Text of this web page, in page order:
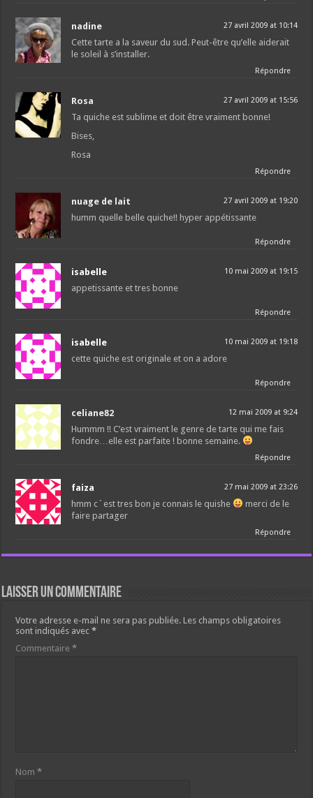
nadine 27 avril 2009 at 10:14
Cette tarte a la saveur du sud. Peut-être qu’elle aiderait
le soleil à s’installer.
Répondre
Rosa 27 avril 2009 at 15:56
Ta quiche est sublime et doit être vraiment bonne!
Bises,
Rosa
Répondre
nuage de lait 27 avril 2009 at 19:20
humm quelle belle quiche!! hyper appétissante
Répondre
isabelle 10 mai 2009 at 19:15
appetissante et tres bonne
Répondre
isabelle 10 mai 2009 at 19:18
cette quiche est originale et on a adore
Répondre
celiane82 12 mai 2009 at 9:24
Hummm !! C’est vraiment le genre de tarte qui me fais
fondre…elle est parfaite ! bonne semaine.
Répondre
faiza 27 mai 2009 at 23:26
hmm c`est tres bon je connais le quishe
merci de le
faire partager
Répondre
Laisser un commentaire
Votre adresse e-mail ne sera pas publiée. Les champs obligatoires
sont indiqués avec*
Commentaire*
Nom*